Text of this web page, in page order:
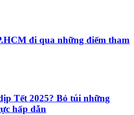
đi qua những điểm tham
Tết 2025? Bỏ túi những
hấp dẫn